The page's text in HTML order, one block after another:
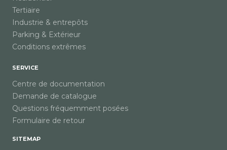
Tertiaire
Industrie & entrepôts
Parking & Extérieur
Conditions extrêmes
SERVICE
Centre de documentation
Demande de catalogue
Questions fréquemment posées
Formulaire de retour
SITEMAP